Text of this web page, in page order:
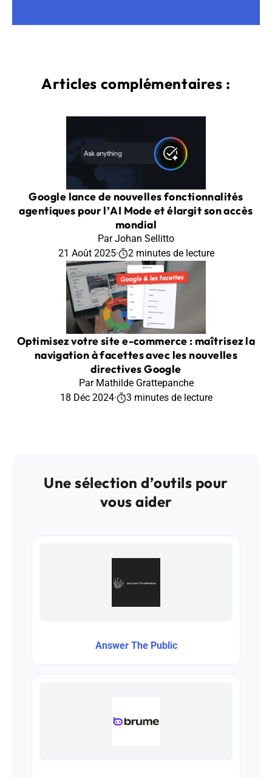
Articles complémentaires :
Google lance de nouvelles fonctionnalités
agentiques pour l’AI Mode et élargit son accès
mondial
Par Johan Sellitto
21 Août 2025· 2 minutes de lecture
Optimisez votre site e-commerce : maîtrisez la
navigation à facettes avec les nouvelles
directives Google
Par Mathilde Grattepanche
18 Déc 2024· 3 minutes de lecture
Une sélection d’outils pour
vous aider
Answer The Public